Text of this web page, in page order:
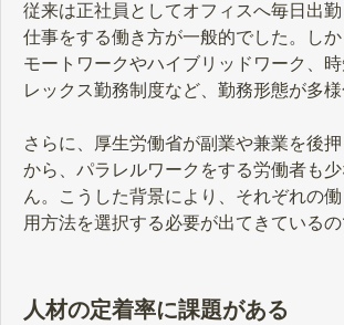
従来は正社員としてオフィスへ毎日出
仕事をする働き方が一般的でした。し
モートワークやハイブリッドワーク、
レックス勤務制度など、勤務形態が多様
さらに、厚生労働省が副業や兼業を後
から、パラレルワークをする労働者も
ん。こうした背景により、それぞれの
用方法を選択する必要が出てきているの
人材の定着率に課題がある